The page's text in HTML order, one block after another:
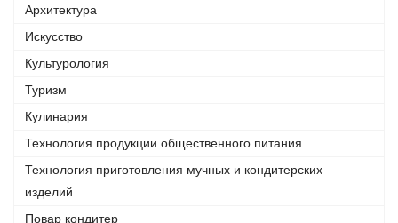
Архитектура
Искусство
Культурология
Туризм
Кулинария
Технология продукции общественного питания
Технология приготовления мучных и кондитерских
изделий
Повар кондитер